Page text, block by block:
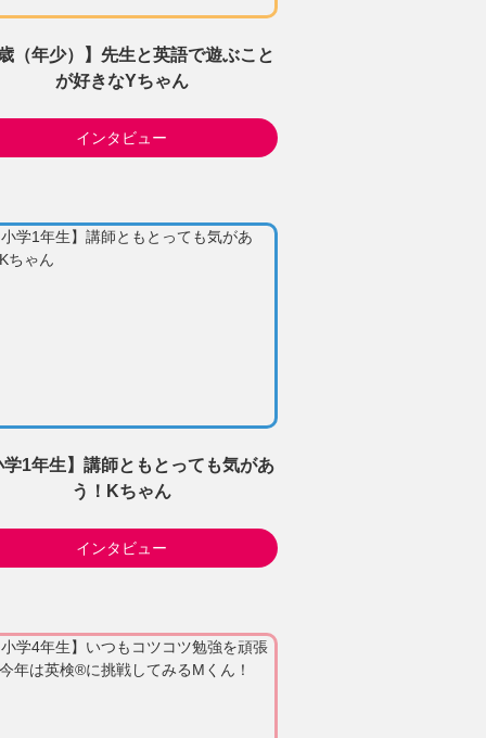
（年少）】先生と英語で遊ぶこと
が好きなYちゃん
インタビュー
学1年生】講師ともとっても気があ
う！Kちゃん
インタビュー